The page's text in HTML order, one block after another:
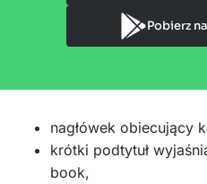
Pobierz
nagłówek obiecujący
krótki podtytuł
book,